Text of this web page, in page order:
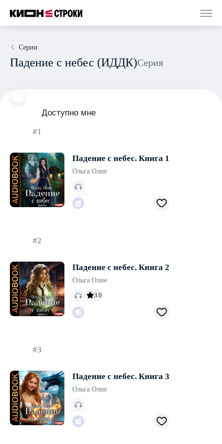
Серии
Падение с небес (ИДДК) Серия
Доступно мне
#1
Падение с небес. Книга 1
Ольга Олие
#2
Падение с небес. Книга 2
Ольга Олие
3.0
#3
Падение с небес. Книга 3
Ольга Олие